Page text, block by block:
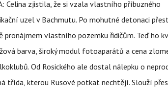
zjistila, že si vzala vlastního příbuzného
uzel v Bachmutu. Po mohutné detonaci
vlastního pozemku řidičům. Teď ho
barva, široký modul fotoaparátů a cena
Od Rosického ale dostal nálepku o
třída, kterou Rusové potkat nechtějí. Slouží